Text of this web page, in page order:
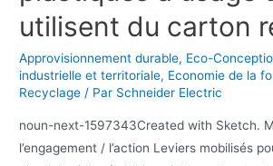
utilisent du carton
Approvisionnement durable, Eco-
industrielle et territoriale, Economie de la
Recyclage / Par Schneider Electric
noun-next-1597343Created with Sketch.
l’engagement / l’action Leviers mobilisés